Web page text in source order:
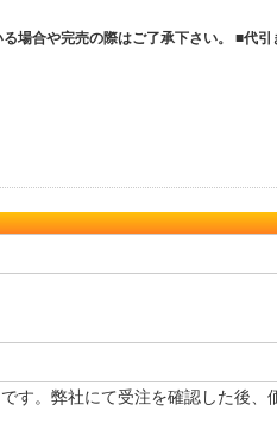
場合や完売の際はご了承下さい。 ■代引
。弊社にて受注を確認した後、